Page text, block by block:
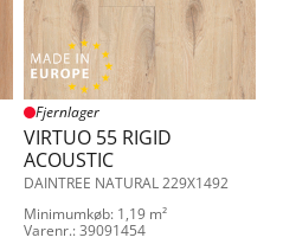
Fjernlager
VIRTUO 55 RIGID
ACOUSTIC
DAINTREE NATURAL 229X1492
Minimumkøb: 1,19 m²
Varenr.: 39091454